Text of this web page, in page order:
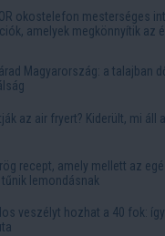
okostelefon mesterséges
amelyek megkönnyítik az
Magyarország: a talajban
az air fryert? Kiderült, mi áll
recept, amely mellett az
tűnik lemondásnak
veszélyt hozhat a 40 fok: